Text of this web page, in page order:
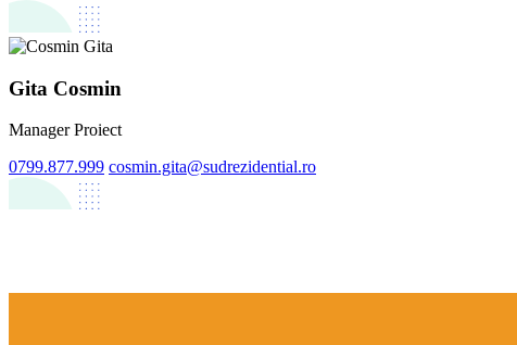
Gita Cosmin
Manager Proiect
0799.877.999 cosmin.gita@sudrezidential.ro